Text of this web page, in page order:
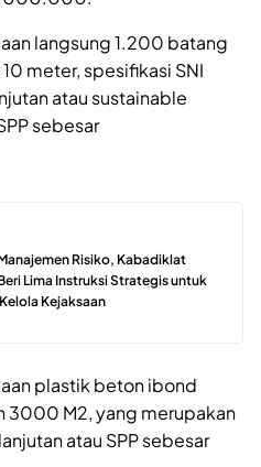
langsung 1.200 batang
meter, spesifikasi SNI
atau sustainable
sebesar
Risiko, Kabadiklat
Lima Instruksi Strategis untuk
Kejaksaan
plastik beton ibond
3000 M2, yang merupakan
atau SPP sebesar